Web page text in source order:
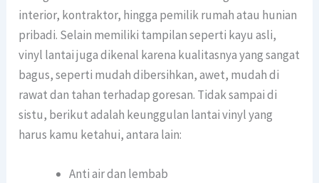
interior, kontraktor, hingga pemilik rumah atau hunian
pribadi. Selain memiliki tampilan seperti kayu asli,
vinyl lantai juga dikenal karena kualitasnya yang sangat
bagus, seperti mudah dibersihkan, awet, mudah di
rawat dan tahan terhadap goresan. Tidak sampai di
sistu, berikut adalah keunggulan lantai vinyl yang
harus kamu ketahui, antara lain:
Anti air dan lembab